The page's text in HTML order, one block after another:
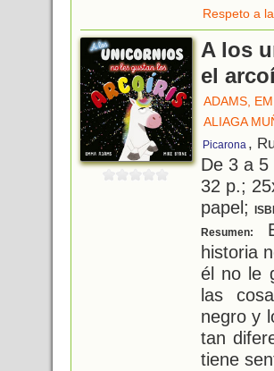
Respeto a
A los
el
ADAMS,
ALIAGA
Picarona ,
De 3 a
32 p.;
papel;
Resumen:
historia
él no le
las
negro y
tan
tiene